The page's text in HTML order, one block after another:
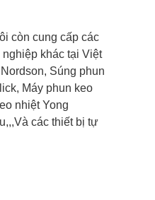
còn cung cấp các
khác tại Việt
Súng phun
Máy phun keo
nhiệt Yong
các thiết bị tự